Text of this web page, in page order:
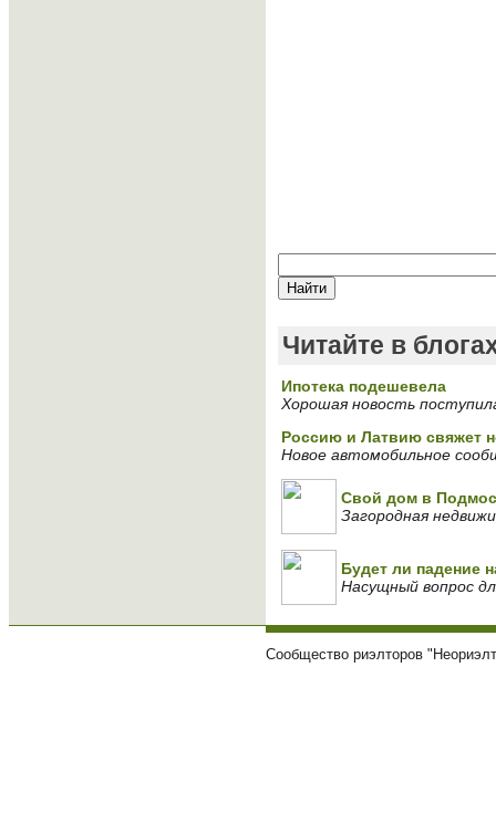
Читайте в
Ипотека подешевела
Хорошая новость
Россию и Латвию свяжет
Новое автомобильное
Свой дом в
Загородная
Будет ли падение
Насущный вопрос
Сообщество риэлторов